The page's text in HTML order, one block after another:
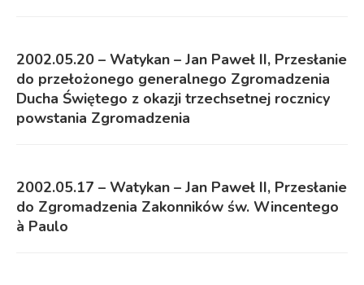
2002.05.20 – Watykan – Jan Paweł II, Przesłanie
do przełożonego generalnego Zgromadzenia
Ducha Świętego z okazji trzechsetnej rocznicy
powstania Zgromadzenia
2002.05.17 – Watykan – Jan Paweł II, Przesłanie
do Zgromadzenia Zakonników św. Wincentego
à Paulo